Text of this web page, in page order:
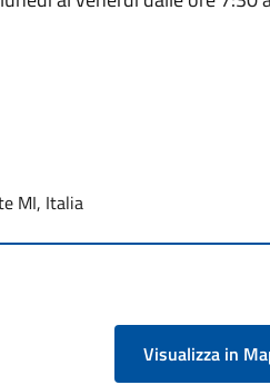
MI, Italia
Visualizza in